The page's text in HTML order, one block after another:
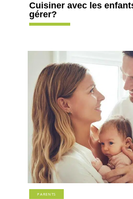
Cuisiner avec les
gérer?
PARENTS